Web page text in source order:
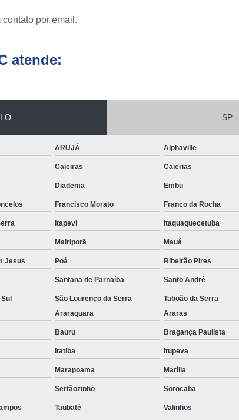
Empilhadeira à
Empilhadeira com
Empilhadeira
Empilhadeira de
Empilhadeira de Lítio Elétrica
Empilhadeira Elétrica de
Empilhadeira à Lítio São Paulo
Empilhadeira Elétrica Articulada
Empilhadeira Elétrica Hangcha
Empilhadeira Elétrica para Alugar
Empilhadeira Elétrica para
Empilhadeira Elétrica Toyota
Empilhadeira
Empilhadeira
contato por email.
atende:
SP
ARUJÁ Alphaville
Caieiras Caierias
Diadema Embu
Francisco Morato Franco da Rocha
Itapevi Itaquaquecetuba
Mairiporã Mauá
Jesus Poá Ribeirão Pires
Santana de Parnaíba Santo André
São Lourenço da Serra Taboão da Serra
Araraquara Araras
Bauru Bragança Paulista
Itatiba Itupeva
Marapoama Marília
Sertãozinho Sorocaba
Taubaté Valinhos